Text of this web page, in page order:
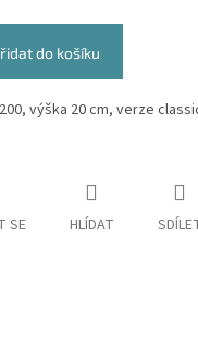
do košíku
výška 20 cm, verze
SE HLÍDAT